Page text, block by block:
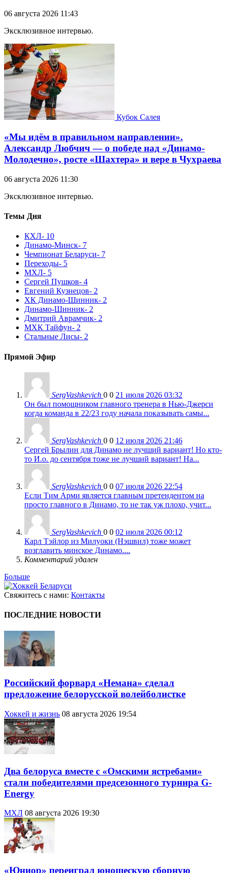
06 августа 2026 11:43
Эксклюзивное интервью.
Кубок Салея
«Мы идём в правильном направлении».
Александр Любчич — о победе над «Динамо-
Молодечно», росте «Шахтера» и вере в Чухраева
06 августа 2026 11:30
Эксклюзивное интервью.
Темы Дня
КХЛ- 10
Динамо-Минск- 7
Чемпионат Беларуси- 7
Переходы- 5
МХЛ- 5
Сергей Пушков- 4
Евгений Кузнецов- 2
ХК Динамо-Шинник- 2
Динамо-Шинник- 2
Дмитрий Аврамчик- 2
МХК Тайфун- 2
Стальные Лисы- 2
Прямой Эфир
SergVashkevich 0 0 21 июля 2026 03:32
Он был помощником главного тренера в Нью-Джерси
когда команда в 22/23 году начала показывать самы...
SergVashkevich 0 0 12 июля 2026 21:46
Сергей Брылин для Динамо не лучший вариант! Но кто-
то И.о. до сентября тоже не лучший вариант! На...
SergVashkevich 0 0 07 июля 2026 22:54
Если Тим Арми является главным претендентом на
просто главного в Динамо, то не так уж плохо, учит...
SergVashkevich 0 0 02 июля 2026 00:12
Карл Тэйлор из Милуоки (Нэшвил) тоже может
возглавить минское Динамо....
Комментарий удален
Больше
Свяжитесь с нами: Контакты
ПОСЛЕДНИЕ НОВОСТИ
Российский форвард «Немана» сделал
предложение белорусской волейболистке
Хоккей и жизнь 08 августа 2026 19:54
Два белоруса вместе с «Омскими ястребами»
стали победителями предсезонного турнира G-
Energy
МХЛ 08 августа 2026 19:30
«Юниор» переиграл юношескую сборную